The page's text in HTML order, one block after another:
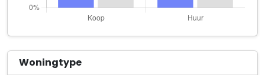
ATLAS NEDERLAND-THE SHOE COMPANY B.V.
Brasserie Laagraven
Heemsteedseweg 32 a
Woningtype